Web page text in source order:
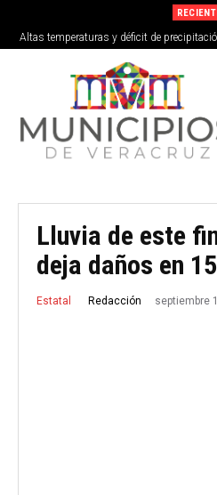
Altas temperaturas y déficit de
de peces en Vega
Lluvia de este
deja daños en
Estatal Redacción septiembre